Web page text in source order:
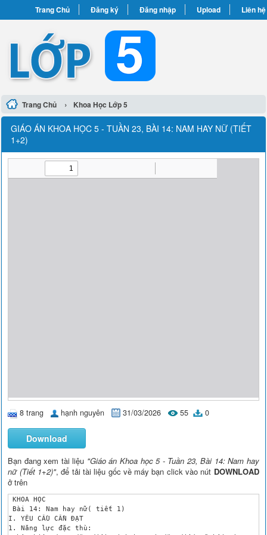
Trang Chủ Đăng ký Đăng nhập Upload Liên hệ
Trang Chủ › Khoa Học Lớp 5
GIÁO ÁN KHOA HỌC 5 - TUẦN 23, BÀI 14: NAM HAY NỮ (TIẾT
1+2)
8 trang hạnh nguyên 31/03/2026 55 0
Download
Bạn đang xem tài liệu "Giáo án Khoa học 5 - Tuần 23, Bài 14: Nam hay
nữ (Tiết 1+2)", để tải tài liệu gốc về máy bạn click vào nút DOWNLOAD
ở trên
KHOA HỌC
Bài 14: Nam hay nữ( tiết 1)
I. YÊU CẦU CẦN ĐẠT
1. Năng lực đặc thù: